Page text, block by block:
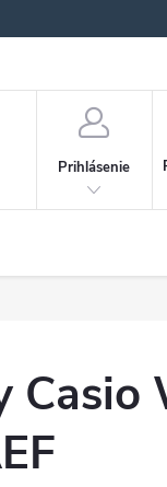
Prihlásenie
Casio